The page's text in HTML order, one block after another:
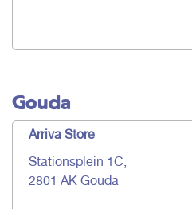
Gouda
Arriva Store
Stationsplein 1C,
2801 AK Gouda